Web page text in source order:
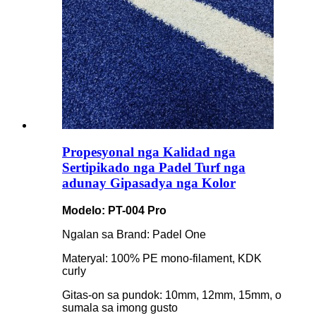
Propesyonal nga Kalidad nga
Sertipikado nga Padel Turf nga
adunay Gipasadya nga Kolor
Modelo: PT-004 Pro
Ngalan sa Brand: Padel One
Materyal: 100% PE mono-filament, KDK
curly
Gitas-on sa pundok: 10mm, 12mm, 15mm, o
sumala sa imong gusto